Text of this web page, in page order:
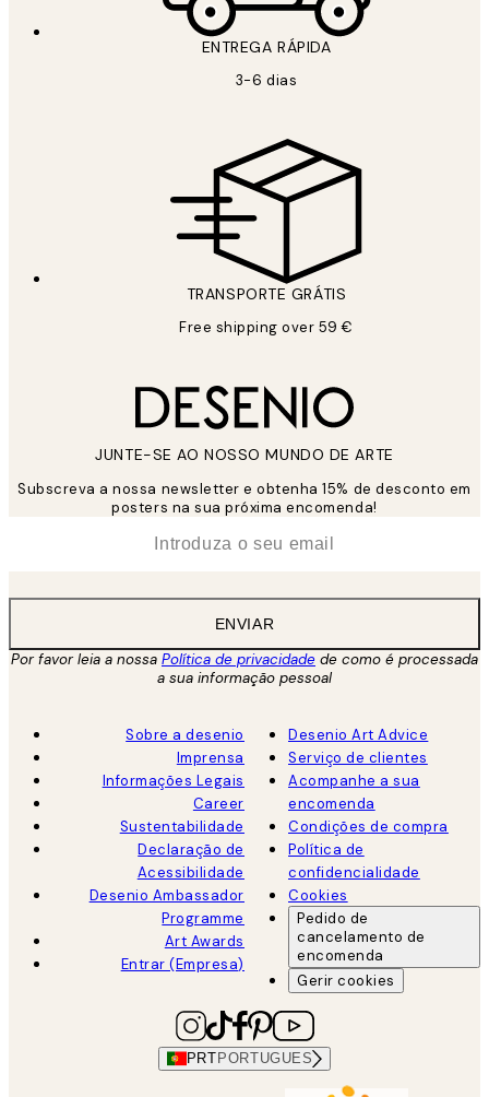
ENTREGA RÁPIDA
3-6 dias
TRANSPORTE GRÁTIS
Free shipping over 59 €
JUNTE-SE AO NOSSO MUNDO DE ARTE
Subscreva a nossa newsletter e obtenha 15% de desconto em
posters na sua próxima encomenda!
ENVIAR
Por favor leia a nossa Política de privacidade de como é processada
a sua informação pessoal
Sobre a desenio
Imprensa
Informações Legais
Career
Sustentabilidade
Declaração de
Acessibilidade
Desenio Ambassador
Programme
Art Awards
Entrar (Empresa)
Desenio Art Advice
Serviço de clientes
Acompanhe a sua
encomenda
Condições de compra
Política de
confidencialidade
Cookies
Pedido de
cancelamento de
encomenda
Gerir cookies
PRT PORTUGUES